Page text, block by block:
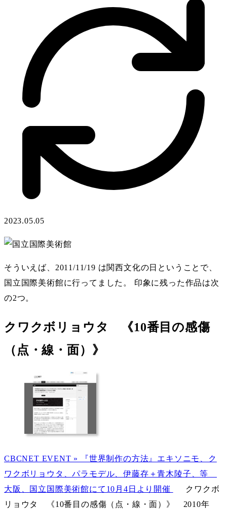
2023.05.05
そういえば、2011/11/19 は関西文化の日ということで、
国立国際美術館に行ってました。 印象に残った作品は次
の2つ。
クワクボリョウタ 《10番目の感傷
（点・線・面）》
CBCNET EVENT » 『世界制作の方法』エキソニモ、ク
ワクボリョウタ、パラモデル、伊藤存＋青木陵子、等
大阪、国立国際美術館にて10月4日より開催
クワクボ
リョウタ 《10番目の感傷（点・線・面）》 2010年